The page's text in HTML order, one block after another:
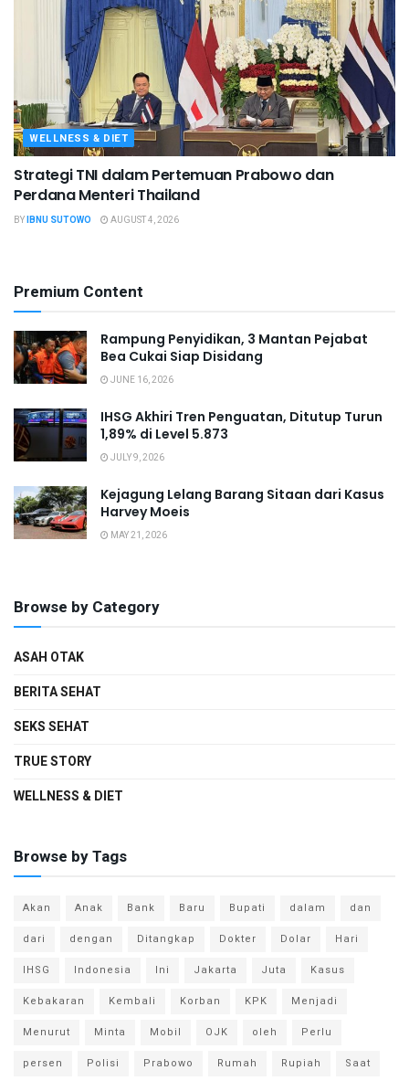
WELLNESS & DIET
Strategi TNI dalam Pertemuan Prabowo dan
Perdana Menteri Thailand
BYIBNU SUTOWO AUGUST 4, 2026
Premium Content
Rampung Penyidikan, 3 Mantan Pejabat
Bea Cukai Siap Disidang
JUNE 16, 2026
IHSG Akhiri Tren Penguatan, Ditutup Turun
1,89% di Level 5.873
JULY 9, 2026
Kejagung Lelang Barang Sitaan dari Kasus
Harvey Moeis
MAY 21, 2026
Browse by Category
ASAH OTAK
BERITA SEHAT
SEKS SEHAT
TRUE STORY
WELLNESS & DIET
Browse by Tags
Akan Anak Bank Baru Bupati dalam
dan
dari
dengan Ditangkap Dokter Dolar
Hari
IHSG
Indonesia Ini Jakarta Juta
Kasus
Kebakaran
Kembali Korban KPK
Menjadi
Menurut
Minta Mobil OJK oleh
Perlu
persen
Polisi Prabowo Rumah Rupiah
Saat